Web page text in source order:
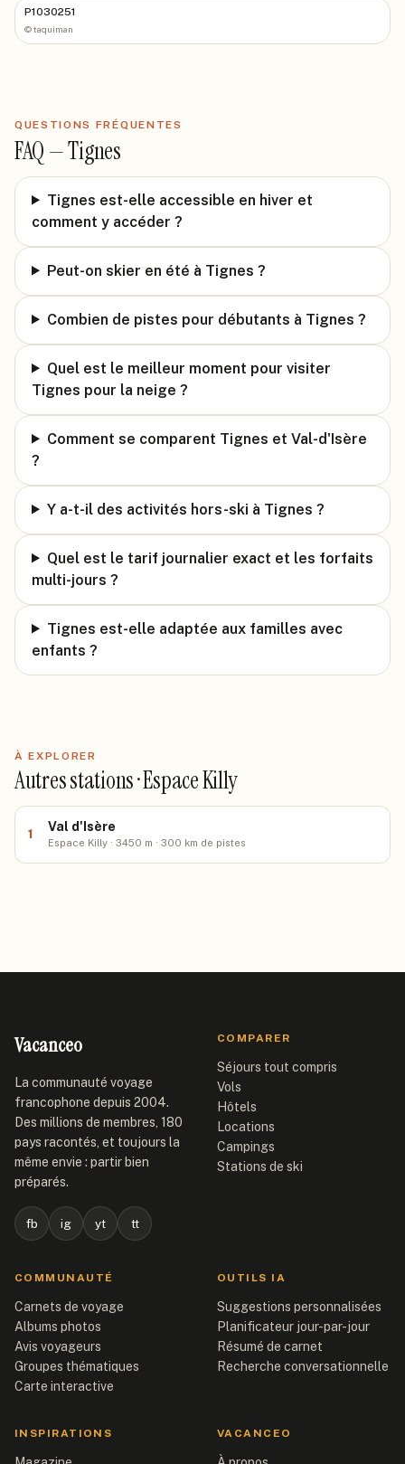
P1030251
©taquiman
QUESTIONS FRÉQUENTES
FAQ —Tignes
Tignes est-elle accessible en hiver et
comment y accéder ?
Peut-on skier en été à Tignes ?
Combien de pistes pour débutants à Tignes ?
Quel est le meilleur moment pour visiter
Tignes pour la neige ?
Comment se comparent Tignes et Val-d'Isère
?
Y a-t-il des activités hors-ski à Tignes ?
Quel est le tarif journalier exact et les forfaits
multi-jours ?
Tignes est-elle adaptée aux familles avec
enfants ?
À EXPLORER
Autres stations · Espace Killy
1
Val d'Isère
Espace Killy · 3450 m · 300 km de pistes
Vacanceo
La communauté voyage
francophone depuis 2004.
Des millions de membres, 180
pays racontés, et toujours la
même envie : partir bien
préparés.
fb ig yt tt
COMPARER
Séjours tout compris
Vols
Hôtels
Locations
Campings
Stations de ski
COMMUNAUTÉ
Carnets de voyage
Albums photos
Avis voyageurs
Groupes thématiques
Carte interactive
OUTILS IA
Suggestions personnalisées
Planificateur jour-par-jour
Résumé de carnet
Recherche conversationnelle
INSPIRATIONS VACANCEO